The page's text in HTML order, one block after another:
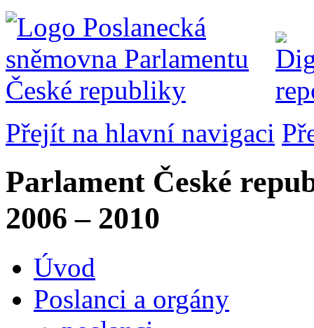
Přejít na hlavní navigaci
Parlament České
2006 – 2010
Úvod
Poslanci a orgány